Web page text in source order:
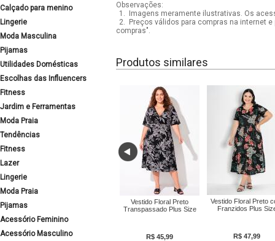
Calçado para menino
Lingerie
Moda Masculina
Pijamas
Utilidades Domésticas
Escolhas das Influencers
Fitness
Jardim e Ferramentas
Moda Praia
Tendências
Fitness
Lazer
Lingerie
Moda Praia
Pijamas
Acessório Feminino
Acessório Masculino
Observações:
1.
Imagens meramente ilustrativas. Os
2.
Preços válidos para compras na internet
compras".
Produtos similares
Vestido Floral Preto
Transpassado Plus Size
R$ 45,99
Vestido Floral Preto
Franzidos Plus
R$ 47,99